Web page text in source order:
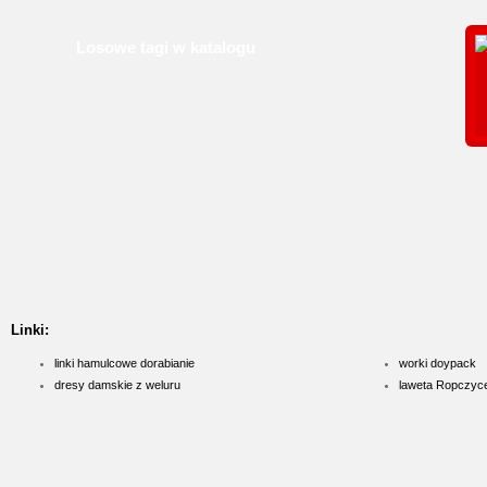
Linki:
linki hamulcowe dorabianie
dresy damskie z weluru
worki doypack
laweta